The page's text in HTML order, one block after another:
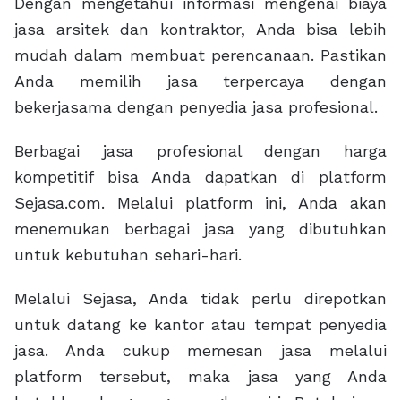
jasa arsitek dan kontraktor, Anda bisa lebih
mudah dalam membuat perencanaan. Pastikan
Anda memilih jasa terpercaya dengan
bekerjasama dengan penyedia jasa profesional.
Berbagai jasa profesional dengan harga
kompetitif bisa Anda dapatkan di platform
Sejasa.com. Melalui platform ini, Anda akan
menemukan berbagai jasa yang dibutuhkan
untuk kebutuhan sehari-hari.
Melalui Sejasa, Anda tidak perlu direpotkan
untuk datang ke kantor atau tempat penyedia
jasa. Anda cukup memesan jasa melalui
platform tersebut, maka jasa yang Anda